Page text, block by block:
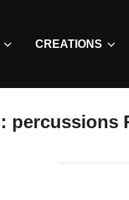
CREATIONS
percussions